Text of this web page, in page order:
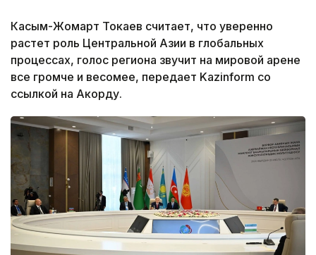
Касым-Жомарт Токаев считает, что уверенно
растет роль Центральной Азии в глобальных
процессах, голос региона звучит на мировой арене
все громче и весомее, передает Kazinform со
ссылкой на Акорду.